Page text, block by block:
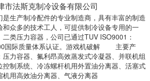
市法斯克制冷设备有限公司
是生产制冷配件的专业制造商，具有丰富的制造
和众多的技术工人，可提供制冷设备专用的一
二类压力容器，公司已通过TUV ISO9001：
国际质量体系认证。游戏机破解 主要产
压力容器、氟利昂高效蒸发式冷凝器、并联机组
控制系统、冷冻螺杆机用外置油分离器、活塞式
机用高效油分离器、气液分离器